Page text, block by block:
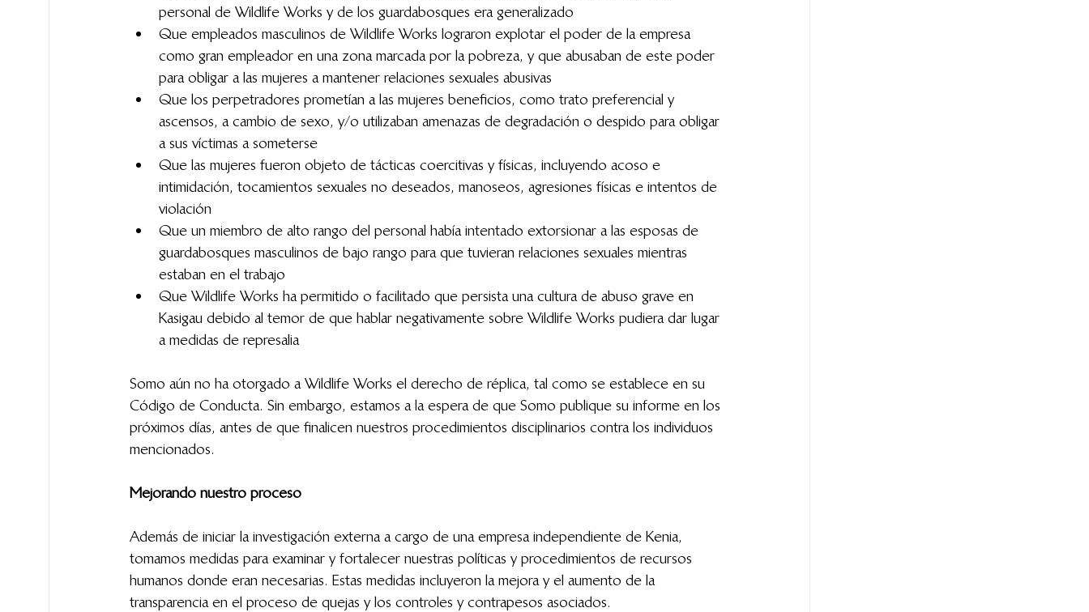
personal de Wildlife Works y de los guardabosques era generalizado
Que empleados masculinos de Wildlife Works lograron explotar el poder de la empresa
como gran empleador en una zona marcada por la pobreza, y que abusaban de este poder
para obligar a las mujeres a mantener relaciones sexuales abusivas
Que los perpetradores prometían a las mujeres beneficios, como trato preferencial y
ascensos, a cambio de sexo, y/o utilizaban amenazas de degradación o despido para obligar
a sus víctimas a someterse
Que las mujeres fueron objeto de tácticas coercitivas y físicas, incluyendo acoso e
intimidación, tocamientos sexuales no deseados, manoseos, agresiones físicas e intentos de
violación
Que un miembro de alto rango del personal había intentado extorsionar a las esposas de
guardabosques masculinos de bajo rango para que tuvieran relaciones sexuales mientras
estaban en el trabajo
Que Wildlife Works ha permitido o facilitado que persista una cultura de abuso grave en
Kasigau debido al temor de que hablar negativamente sobre Wildlife Works pudiera dar lugar
a medidas de represalia
Somo aún no ha otorgado a Wildlife Works el derecho de réplica, tal como se establece en su
Código de Conducta. Sin embargo, estamos a la espera de que Somo publique su informe en los
próximos días, antes de que finalicen nuestros procedimientos disciplinarios contra los individuos
mencionados.
Mejorando nuestro proceso
Además de iniciar la investigación externa a cargo de una empresa independiente de Kenia,
tomamos medidas para examinar y fortalecer nuestras políticas y procedimientos de recursos
humanos donde eran necesarias. Estas medidas incluyeron la mejora y el aumento de la
transparencia en el proceso de quejas y los controles y contrapesos asociados.